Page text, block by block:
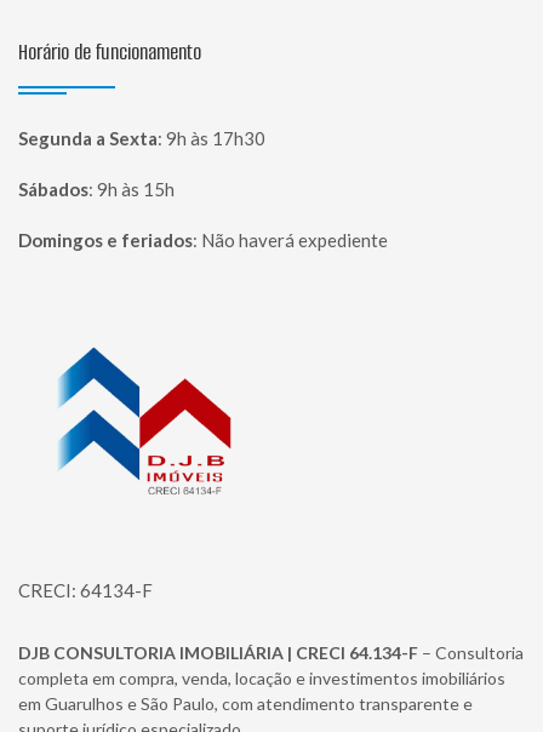
Horário de funcionamento
Segunda a Sexta: 9h às 17h30
Sábados: 9h às 15h
Domingos e feriados: Não haverá expediente
CRECI: 64134-F
DJB CONSULTORIA IMOBILIÁRIA | CRECI 64.134-F – Consultoria
completa em compra, venda, locação e investimentos imobiliários
em Guarulhos e São Paulo, com atendimento transparente e